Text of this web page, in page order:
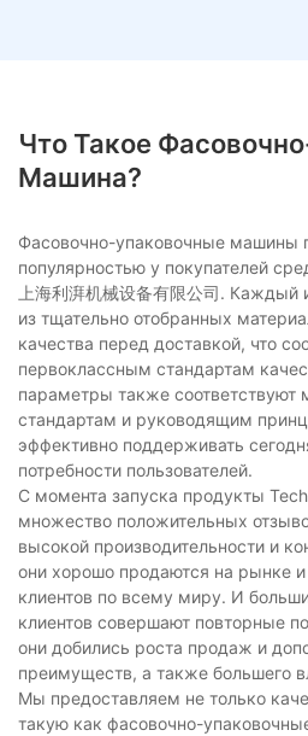
Что Такое
Машина?
Фасовочно-упаковочные машины
популярностью у покупателей
上海利湃机械设备有限公司. Каждый
из тщательно отобранных
качества перед доставкой, что
первоклассным стандартам
параметры также
стандартам и руководящим
эффективно поддерживать
потребности пользователей.
С момента запуска продукты
множество положительных
высокой производительности и
они хорошо продаются на рынке
клиентов по всему миру. И
клиентов совершают повторные
они добились роста продаж и
преимуществ, а также большего
Мы предоставляем не только
такую ​​как фасовочно-